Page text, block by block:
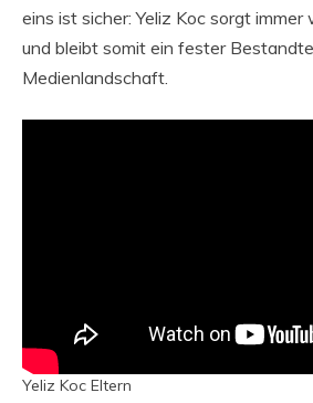
eins ist sicher: Yeliz Koc sorgt
und bleibt somit ein fester
Medienlandschaft.
Yeliz Koc Eltern